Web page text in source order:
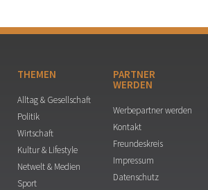
THEMEN
Alltag & Gesellschaft
Politik
Wirtschaft
Kultur & Lifestyle
Netwelt & Medien
Sport
PARTNER
WERDEN
Werbepartner werden
Kontakt
Freundeskreis
Impressum
Datenschutz